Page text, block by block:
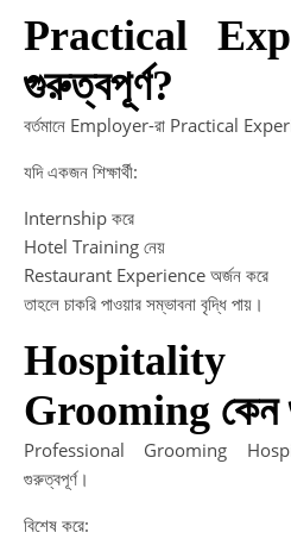
Practical
গুরুত্বপূর্ণ?
বর্তমানে Employer-রা Practical
যদি একজন শিক্ষার্থী:
Internship করে
Hotel Training নেয়
Restaurant Experience অর্জন করে
তাহলে চাকরি পাওয়ার সম্ভাবনা বৃদ্ধি পায়।
Hospitality
Grooming কেন
Professional Grooming
গুরুত্বপূর্ণ।
বিশেষ করে: